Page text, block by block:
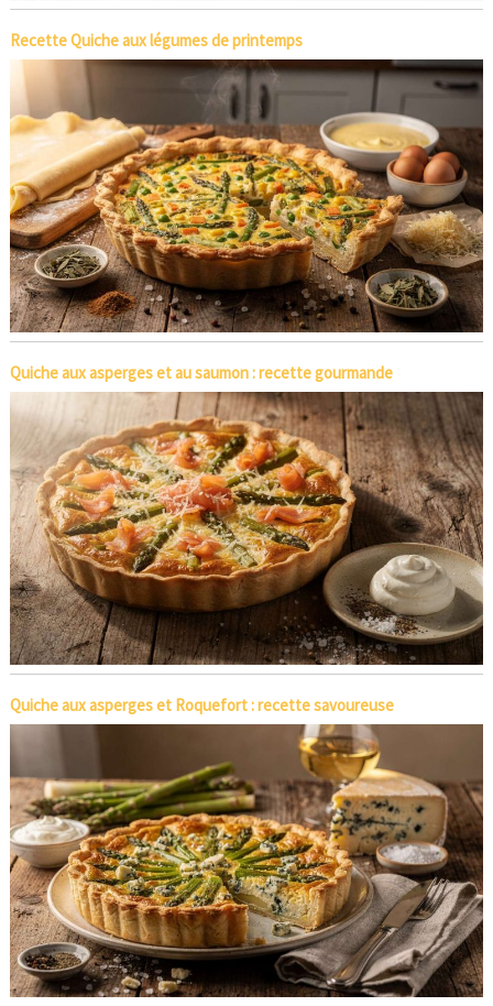
Recette Quiche aux légumes de printemps
Quiche aux asperges et au saumon : recette gourmande
Quiche aux asperges et Roquefort : recette savoureuse